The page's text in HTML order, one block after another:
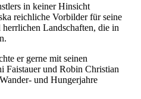
in keiner Hinsicht
reichliche Vorbilder für seine
Landschaften, die in
er gerne mit seinen
Faistauer und Robin Christian
und Hungerjahre